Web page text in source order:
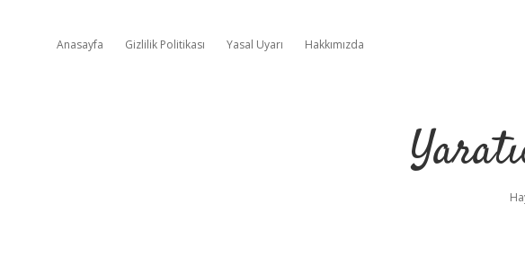
Anasayfa Gizlilik Politikası Yasal Uyarı Hakkımızda